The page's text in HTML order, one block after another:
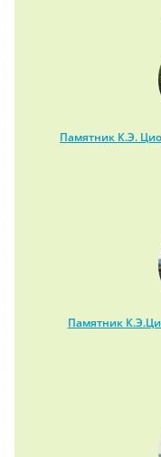
Памятник К.Э.
Памятник